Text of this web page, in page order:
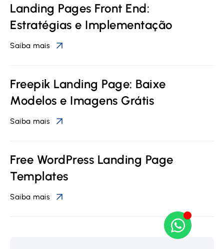
Landing Pages Front End:
Estratégias e Implementação
Saiba mais
Freepik Landing Page: Baixe
Modelos e Imagens Grátis
Saiba mais
Free WordPress Landing Page
Templates
Saiba mais